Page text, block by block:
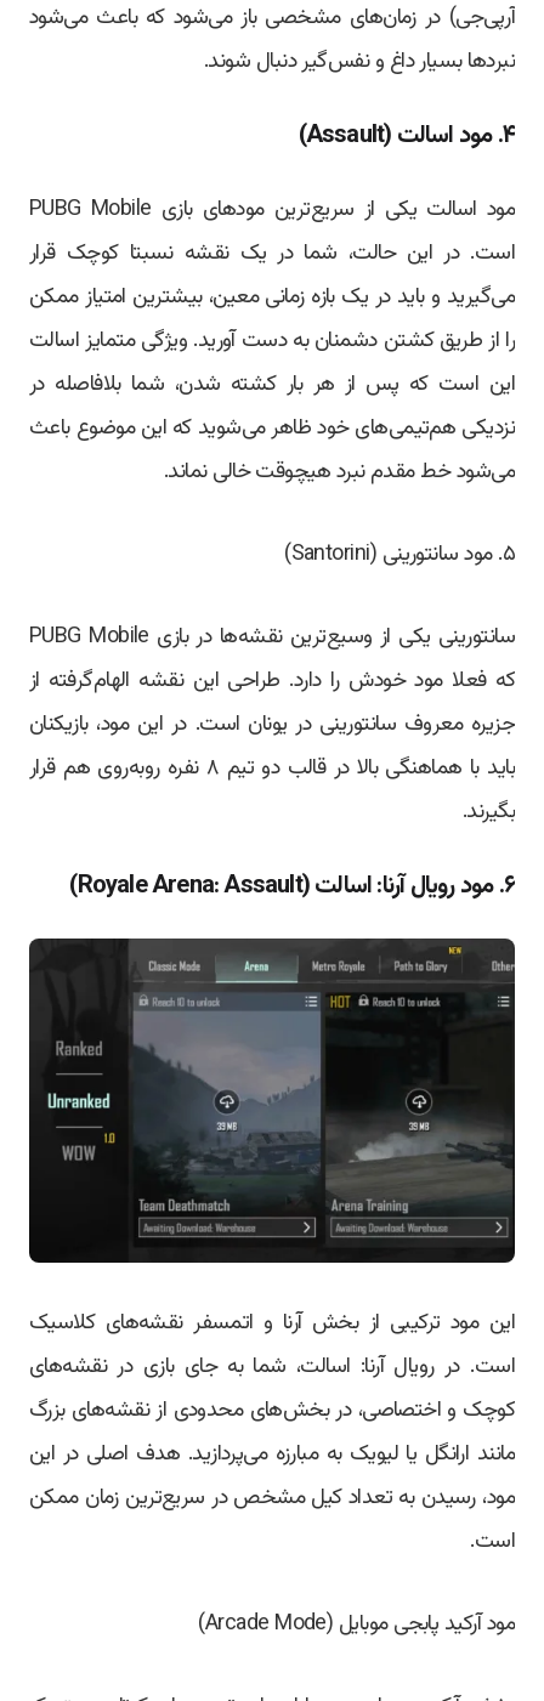
آر‌پی‌جی) در زمان‌های مشخصی باز می‌شود که باعث می‌شود
نبردها بسیار داغ و نفس‌گیر دنبال شوند.
۴. مود اسالت (Assault)
مود اسالت یکی از سریع‌ترین مودهای بازی PUBG Mobile
است. در این حالت، شما در یک نقشه نسبتا کوچک قرار
می‌گیرید و باید در یک بازه زمانی معین، بیشترین امتیاز ممکن
را از طریق کشتن دشمنان به دست آورید. ویژگی متمایز اسالت
این است که پس از هر بار کشته شدن، شما بلافاصله در
نزدیکی هم‌تیمی‌های خود ظاهر می‌شوید که این موضوع باعث
می‌شود خط مقدم نبرد هیچوقت خالی نماند.
۵. مود سانتورینی (Santorini)
سانتورینی یکی از وسیع‌ترین نقشه‌ها در بازی PUBG Mobile
که فعلا مود خودش را دارد. طراحی این نقشه الهام‌گرفته از
جزیره معروف سانتورینی در یونان است. در این مود، بازیکنان
باید با هماهنگی بالا در قالب دو تیم ۸ نفره رو‌به‌روی هم قرار
بگیرند.
۶. مود رویال آرنا: اسالت (Royale Arena: Assault)
این مود ترکیبی از بخش آرنا و اتمسفر نقشه‌های کلاسیک
است. در رویال آرنا: اسالت، شما به جای بازی در نقشه‌های
کوچک و اختصاصی، در بخش‌های محدودی از نقشه‌های بزرگ
مانند ارانگل یا لیویک به مبارزه می‌پردازید. هدف اصلی در این
مود، رسیدن به تعداد کیل مشخص در سریع‌ترین زمان ممکن
است.
مود آرکید پابجی موبایل (Arcade Mode)